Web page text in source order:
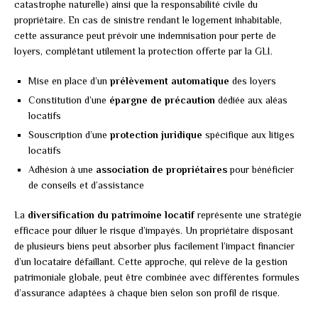
catastrophe naturelle) ainsi que la responsabilité civile du
propriétaire. En cas de sinistre rendant le logement inhabitable,
cette assurance peut prévoir une indemnisation pour perte de
loyers, complétant utilement la protection offerte par la GLI.
Mise en place d’un prélèvement automatique des loyers
Constitution d’une épargne de précaution dédiée aux aléas
locatifs
Souscription d’une protection juridique spécifique aux litiges
locatifs
Adhésion à une association de propriétairespour bénéficier
de conseils et d’assistance
La diversification du patrimoine locatifreprésente une stratégie
efficace pour diluer le risque d’impayés. Un propriétaire disposant
de plusieurs biens peut absorber plus facilement l’impact financier
d’un locataire défaillant. Cette approche, qui relève de la gestion
patrimoniale globale, peut être combinée avec différentes formules
d’assurance adaptées à chaque bien selon son profil de risque.